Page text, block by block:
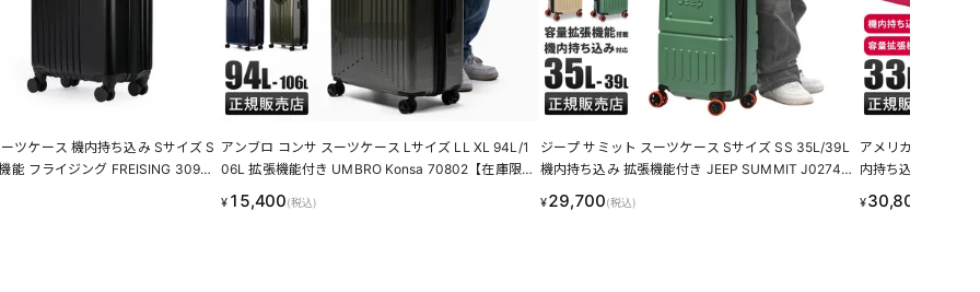
ツケース 機内持ち込み Sサイズ S
能 フライジング FREISING 3090
アンブロ コンサ スーツケース Lサイズ LL XL 94L/1
06L 拡張機能付き UMBRO Konsa 70802【在庫限
り】
¥ 15,400(税込)
ジープ サミット スーツケース Sサイズ SS 35L/39L
機内持ち込み 拡張機能付き JEEP SUMMIT J02742
801 LINECPN
¥29,700(税込)
アメリカンツーリ
内持ち込み Sサイ
プン
¥30,800